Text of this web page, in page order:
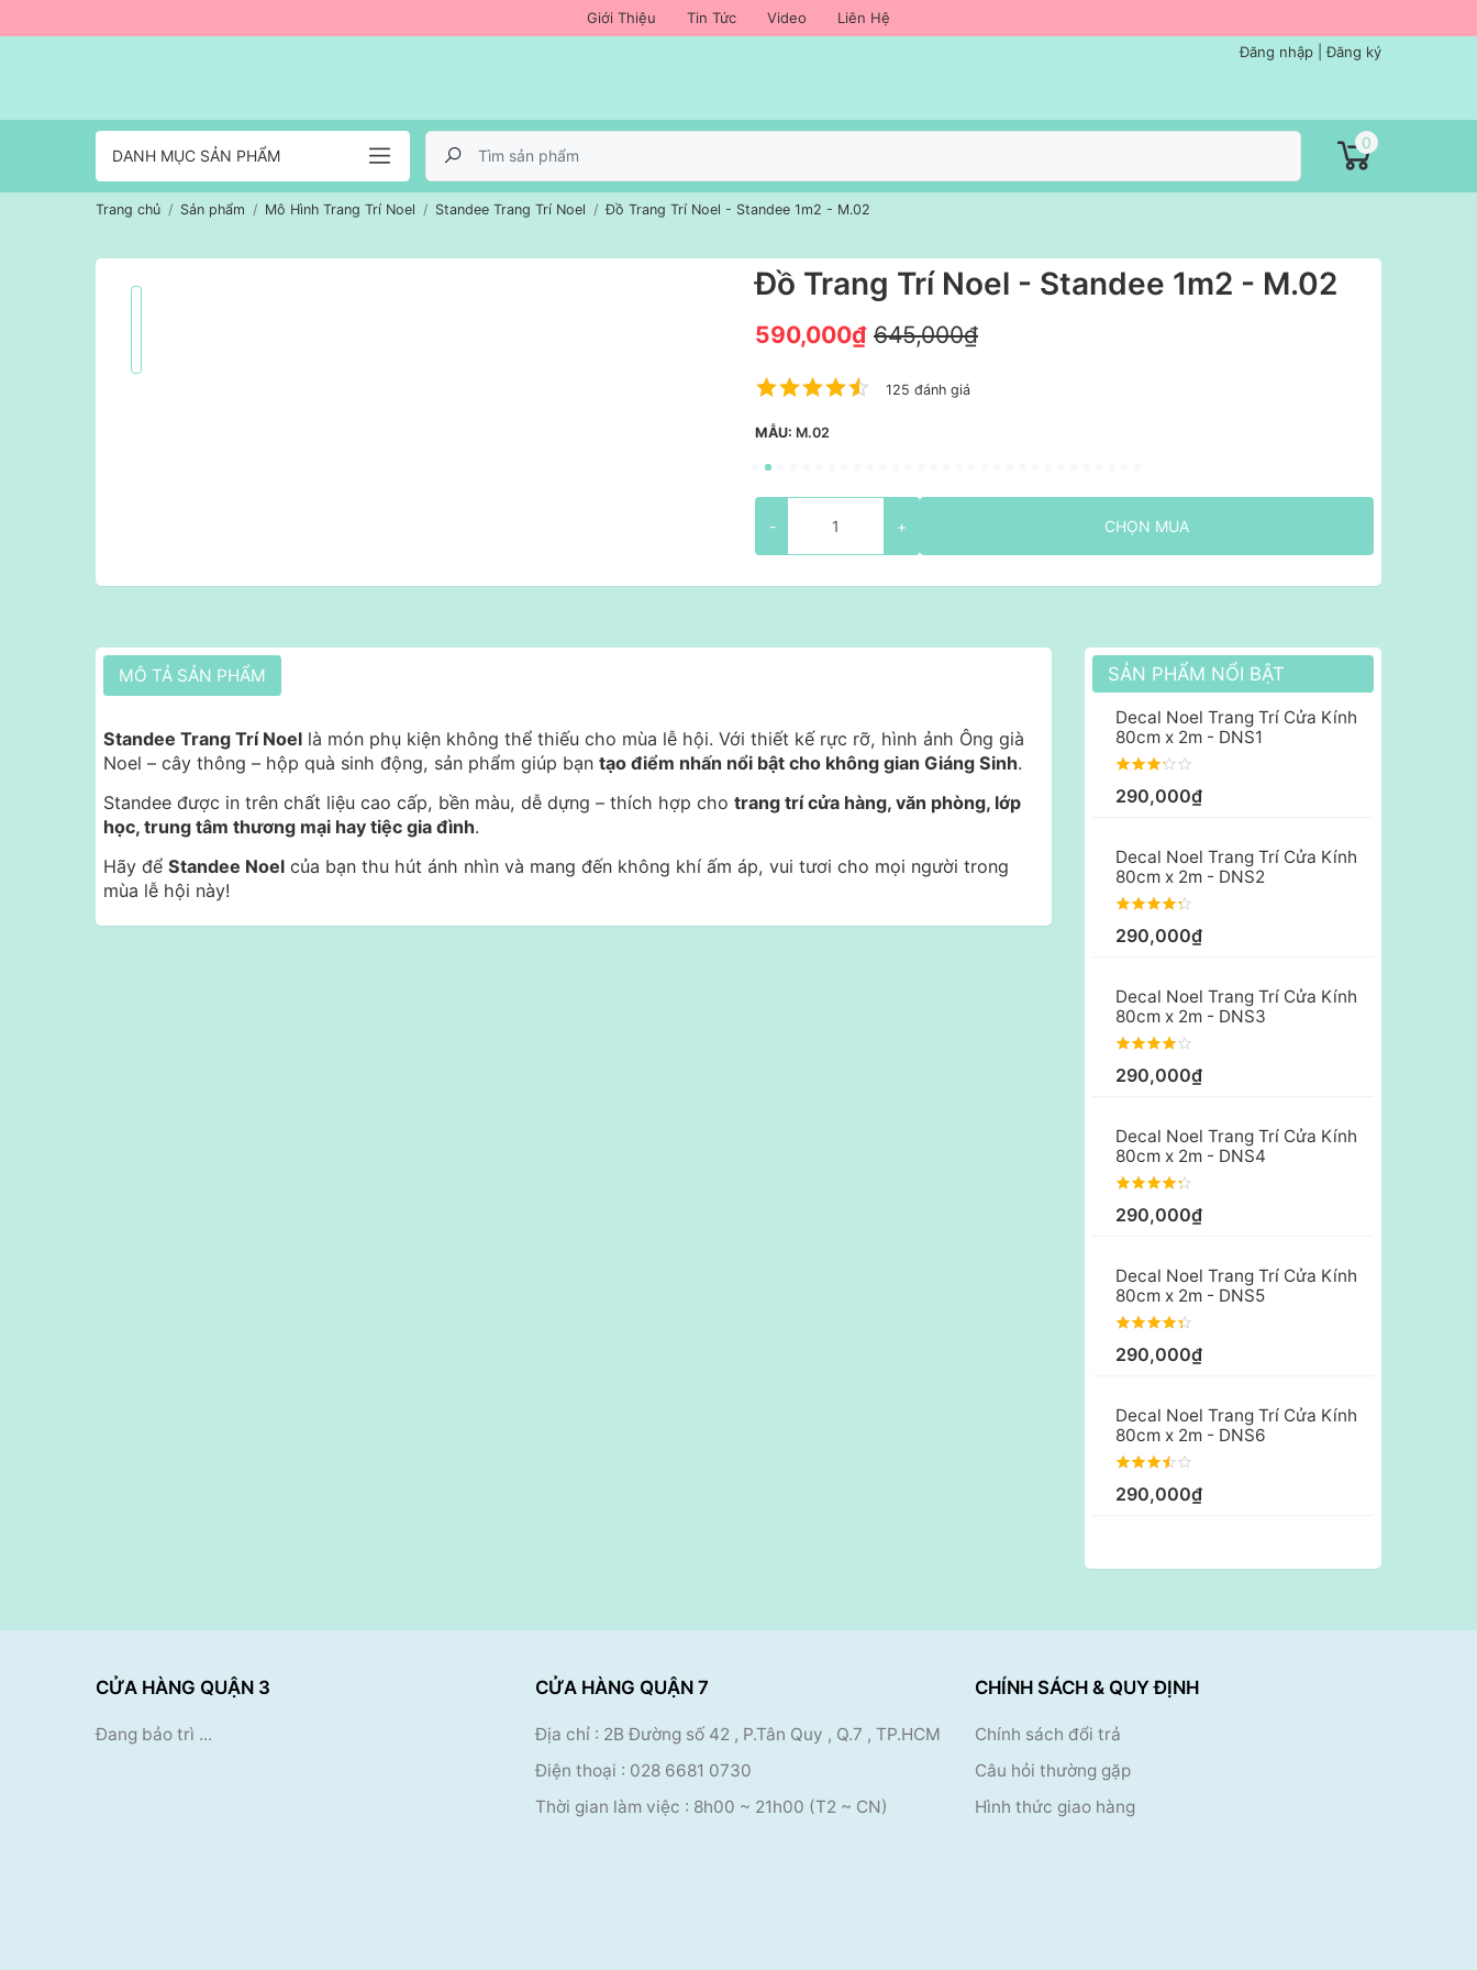
Giới Thiệu Tin Tức Video
Liên Hệ
Đăng nhập |Đăng ký
DANH MỤC SẢN PHẨM
0
Trang chủ Sản phẩm Mô Hình Trang Trí Noel Standee Trang Trí Noel Đồ Trang Trí Noel - Standee 1m2 - M.02
Đồ Trang Trí Noel - Standee 1m2 - M.02
590,000₫ 645,000₫
125 đánh giá
MẪU: M.02
- + CHỌN MUA
MÔ TẢ SẢN PHẨM
Standee Trang Trí Noel là món phụ kiện không thể thiếu cho mùa lễ hội. Với thiết kế rực rỡ, hình ảnh Ông già
Noel – cây thông – hộp quà sinh động, sản phẩm giúp bạn tạo điểm nhấn nổi bật cho không gian Giáng Sinh.
Standee được in trên chất liệu cao cấp, bền màu, dễ dựng – thích hợp cho trang trí cửa hàng, văn phòng, lớp
học, trung tâm thương mại hay tiệc gia đình.
Hãy để Standee Noel của bạn thu hút ánh nhìn và mang đến không khí ấm áp, vui tươi cho mọi người trong
mùa lễ hội này!
SẢN PHẨM NỔI BẬT
Decal Noel Trang Trí Cửa Kính
80cm x 2m - DNS1
290,000₫
Decal Noel Trang Trí Cửa Kính
80cm x 2m - DNS2
290,000₫
Decal Noel Trang Trí Cửa Kính
80cm x 2m - DNS3
290,000₫
Decal Noel Trang Trí Cửa Kính
80cm x 2m - DNS4
290,000₫
Decal Noel Trang Trí Cửa Kính
80cm x 2m - DNS5
290,000₫
Decal Noel Trang Trí Cửa Kính
80cm x 2m - DNS6
290,000₫
CỬA HÀNG QUẬN 3
Đang bảo trì ...
CỬA HÀNG QUẬN 7
Địa chỉ : 2B Đường số 42 , P.Tân Quy , Q.7 , TP.HCM
Điện thoại : 028 6681 0730
Thời gian làm việc : 8h00 ~ 21h00 (T2 ~ CN)
CHÍNH SÁCH & QUY ĐỊNH
Chính sách đổi trả
Câu hỏi thường gặp
Hình thức giao hàng